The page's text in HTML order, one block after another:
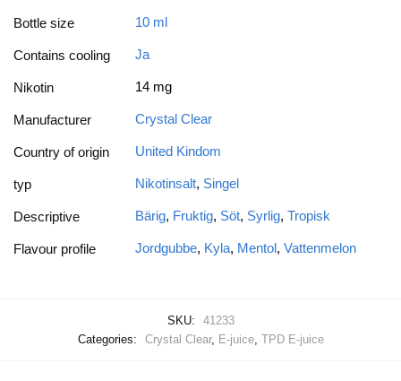
Bottle size 10 ml
Contains cooling Ja
Nikotin 14 mg
Manufacturer Crystal Clear
Country of origin United Kindom
typ Nikotinsalt, Singel
Descriptive Bärig, Fruktig, Söt, Syrlig, Tropisk
Flavour profile Jordgubbe, Kyla, Mentol, Vattenmelon
SKU:
41233
Categories:
Crystal Clear, E-juice, TPD E-juice